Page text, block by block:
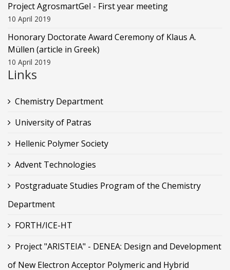
Project AgrosmartGel - First year meeting
10 April 2019
Honorary Doctorate Award Ceremony of Klaus Α.
Müllen (article in Greek)
10 April 2019
Links
Chemistry Department
University of Patras
Hellenic Polymer Society
Advent Technologies
Postgraduate Studies Program of the Chemistry
Department
FORTH/ICE-HT
Project "ARISTEIA" - DENEA: Design and Development
of New Electron Acceptor Polymeric and Hybrid